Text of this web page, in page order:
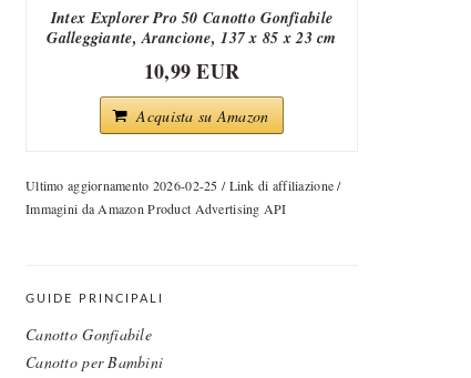
Intex Explorer Pro 50 Canotto Gonfiabile
Galleggiante, Arancione, 137 x 85 x 23 cm
10,99 EUR
Acquista su Amazon
Ultimo aggiornamento 2026-02-25 / Link di affiliazione /
Immagini da Amazon Product Advertising API
GUIDE PRINCIPALI
Canotto Gonfiabile
Canotto per Bambini